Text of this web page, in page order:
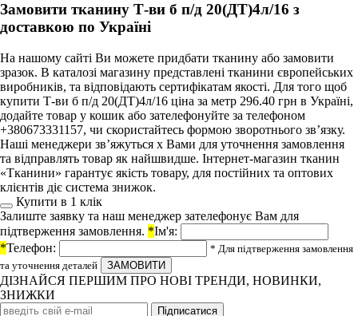
Замовити тканину Т-ви б п/д 20(ДТ)4л/16 з
доставкою по Україні
На нашому сайті Ви можете придбати тканину або замовити
зразок. В каталозі магазину представлені тканини європейських
виробників, та відповідають сертифікатам якості. Для того щоб
купити Т-ви б п/д 20(ДТ)4л/16 ціна за метр 296.40 грн в Україні,
додайте товар у кошик або зателефонуйте за телефоном
+380673331157, чи скористайтесь формою зворотнього зв’язку.
Наші менеджери зв’яжуться х Вами для уточнення замовлення
та відправлять товар як найшвидше. Інтернет-магазин тканин
«Тканини» гарантує якість товару, для постійних та оптових
клієнтів діє система знижок.
Купити в 1 клiк
Залиште заявку та наш менеджер зателефонує Вам для
підтверження замовлення. *Ім'я:
*Телефон:
* Для підтверження замовлення
та уточнення деталей
ДІЗНАЙСЯ ПЕРШИМ ПРО НОВІ ТРЕНДИ, НОВИНКИ,
ЗНИЖКИ